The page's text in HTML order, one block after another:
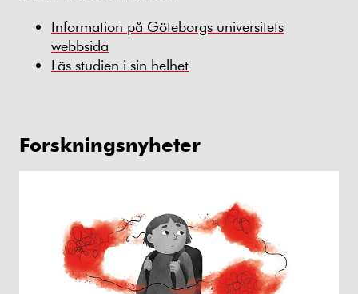
Information på Göteborgs universitets
webbsida
Läs studien i sin helhet
Forskningsnyheter